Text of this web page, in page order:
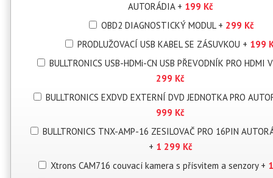
AUTORÁDIA + 199 Kč
OBD2 DIAGNOSTICKÝ MODUL + 299 Kč
PRODLUŽOVACÍ USB KABEL SE ZÁSUVKOU + 199
BULLTRONICS USB-HDMi-CN USB PŘEVODNÍK PRO HDMI
299 Kč
BULLTRONICS EXDVD EXTERNÍ DVD JEDNOTKA PRO
999 Kč
BULLTRONICS TNX-AMP-16 ZESILOVAČ PRO 16PIN
+ 1 299 Kč
Xtrons CAM716 couvací kamera s přísvitem a senzory +